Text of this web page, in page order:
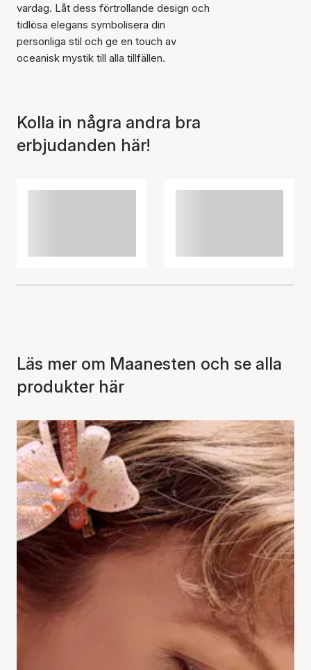
vardag. Låt dess förtrollande design och
tidlösa elegans symbolisera din
personliga stil och ge en touch av
oceanisk mystik till alla tillfällen.
Kolla in några andra bra
erbjudanden här!
Läs mer om Maanesten och se alla
produkter här